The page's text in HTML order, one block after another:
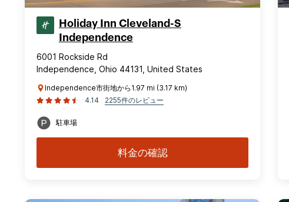
Holiday Inn Cleveland-S
Independence
6001 Rockside Rd
Independence, Ohio 44131, United States
Independence市街地から1.97 mi (3.17 km)
4.14
2255件のレビュー
駐車場
料金の確認